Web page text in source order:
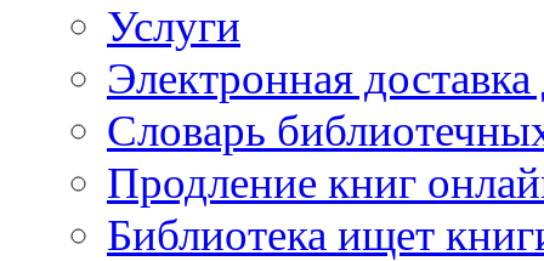
Услуги
Электронная
Словарь
Продление книг
Библиотека ищет